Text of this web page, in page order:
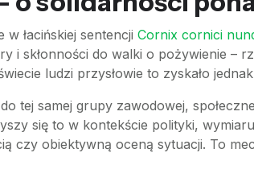
łacińskiej sentencji Cornix cornici
i skłonności do walki o pożywienie –
ludzi przysłowie to zyskało
tej samej grupy zawodowej,
się to w kontekście polityki,
czy obiektywną oceną sytuacji. To